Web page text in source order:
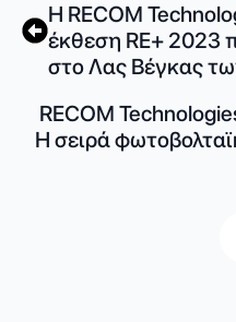
Η RECOM
έκθεση RE+ 2023
στο Λας Βέγκας
RECOM
Η σειρά